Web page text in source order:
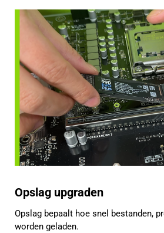
Opslag upgraden
Opslag bepaalt hoe snel bestanden,
worden geladen.